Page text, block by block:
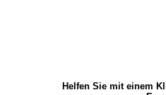
Helfen Sie mit einem